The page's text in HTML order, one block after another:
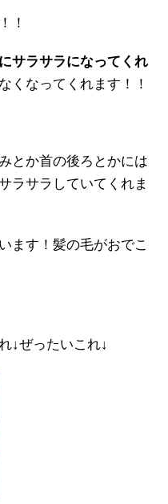
！
ラサラになってくれ
くなってくれます！！
とか首の後ろとかには
ラサラしていてくれま
ます！髪の毛がおでこ
↓ぜったいこれ↓